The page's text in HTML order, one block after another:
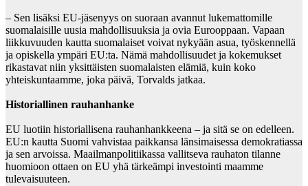
– Sen lisäksi EU-jäsenyys on suoraan avannut lukemattomille
suomalaisille uusia mahdollisuuksia ja ovia Eurooppaan. Vapaan
liikkuvuuden kautta suomalaiset voivat nykyään asua, työskennellä
ja opiskella ympäri EU:ta. Nämä mahdollisuudet ja kokemukset
rikastavat niin yksittäisten suomalaisten elämiä, kuin koko
yhteiskuntaamme, joka päivä, Torvalds jatkaa.
Historiallinen rauhanhanke
EU luotiin historiallisena rauhanhankkeena – ja sitä se on edelleen.
EU:n kautta Suomi vahvistaa paikkansa länsimaisessa demokratiassa
ja sen arvoissa. Maailmanpolitiikassa vallitseva rauhaton tilanne
huomioon ottaen on EU yhä tärkeämpi investointi maamme
tulevaisuuteen.